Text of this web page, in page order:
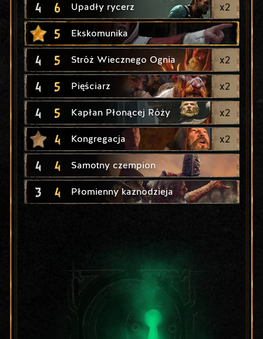
4 6 Upadły rycerz x2
5 Ekskomunika
4 5 Stróż Wiecznego Ognia x2
4 5 Pięściarz x2
4 5 Kapłan Płonącej Róży x2
4 Kongregacja x2
4 4 Samotny czempion
3 4 Płomienny kaznodzieja